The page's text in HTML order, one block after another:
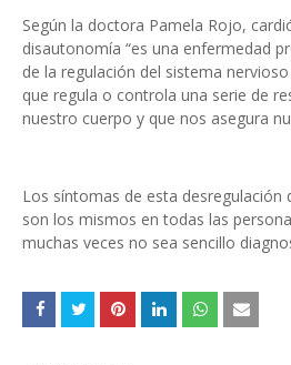
Según la doctora Pamela Rojo,
disautonomía “es una enfermedad
de la regulación del sistema
que regula o controla una serie de
nuestro cuerpo y que nos asegura
Los síntomas de esta desregulación
son los mismos en todas las
muchas veces no sea sencillo